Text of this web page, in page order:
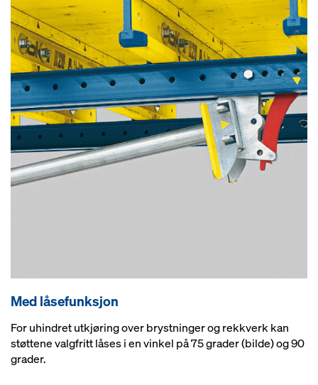
Med låsefunksjon
For uhindret utkjøring over brystninger og rekkverk kan
støttene valgfritt låses i en vinkel på 75 grader (bilde) og 90
grader.